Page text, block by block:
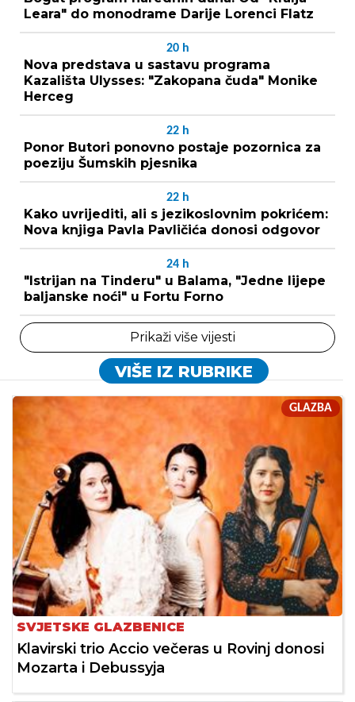
Leara" do monodrame Darije Lorenci Flatz
20 h
Nova predstava u sastavu programa
Kazališta Ulysses: "Zakopana čuda" Monike
Herceg
22 h
Ponor Butori ponovno postaje pozornica za
poeziju Šumskih pjesnika
22 h
Kako uvrijediti, ali s jezikoslovnim pokrićem:
Nova knjiga Pavla Pavličića donosi odgovor
24 h
"Istrijan na Tinderu" u Balama, "Jedne lijepe
baljanske noći" u Fortu Forno
Prikaži više vijesti
VIŠE IZ RUBRIKE
GLAZBA
SVJETSKE GLAZBENICE
Klavirski trio Accio večeras u Rovinj donosi
Mozarta i Debussyja